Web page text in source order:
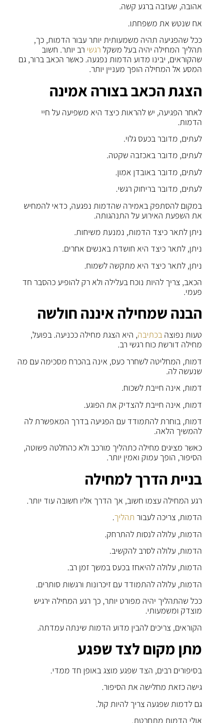
אהובה, שעזבה ברגע קשה.
אח שנטש את משפחתו.
ככל שהפגיעה תהיה משמעותית יותר עבור הדמות, כך,
תהליך המחילה יהיה בעל משקל רגשי רב יותר. חשוב
שהקוראים, יבינו מדוע הדמות נפגעה. כאשר הכאב ברור, גם
המסע אל המחילה הופך מעניין יותר.
הצגת הכאב בצורה אמינה
לאחר הפגיעה, יש להראות כיצד היא משפיעה על חיי
הדמות.
לעתים, מדובר בכעס גלוי.
לעתים, מדובר באכזבה שקטה.
לעתים, מדובר באובדן אמון.
לעתים, מדובר בריחוק רגשי.
במקום להסתפק באמירה שהדמות נפגעה, כדאי להמחיש
את השפעת האירוע על התנהגותה.
ניתן לתאר כיצד הדמות, נמנעת משיחות.
ניתן, לתאר כיצד היא חושדת באנשים אחרים.
ניתן, לתאר כיצד היא מתקשה לשמוח.
הכאב, צריך להיות נוכח בעלילה ולא רק להופיע כהסבר חד
פעמי.
הבנה שמחילה איננה חולשה
טעות נפוצהבכתיבה, היא הצגת מחילה ככניעה. בפועל,
מחילה דורשת כוח רגשי רב.
דמות, המחליטה לשחרר כעס, אינה בהכרח מסכימה עם מה
שנעשה לה.
דמות, אינה חייבת לשכוח.
דמות, אינה חייבת להצדיק את הפוגע.
דמות, בוחרת להתמודד עם הפגיעה בדרך המאפשרת לה
להמשיך הלאה.
כאשר מציגים מחילה כתהליך מורכב ולא כהחלטה פשוטה,
הסיפור, הופך עמוק ואמין יותר.
בניית הדרך למחילה
רגע המחילה עצמו חשוב, אך הדרך אליו חשובה עוד יותר.
הדמות, צריכה לעבור תהליך.
הדמות, עלולה לנסות להתרחק.
הדמות, עלולה לסרב להקשיב.
הדמות, עלולה להיאחז בכעס במשך זמן רב.
הדמות, עלולה להתמודד עם זיכרונות ורגשות סותרים.
ככל שהתהליך יהיה מפורט יותר, כך רגע המחילה ירגיש
מוצדק ומשמעותי.
הקוראים, צריכים להבין מדוע הדמות שינתה עמדתה.
מתן מקום לצד שפגע
בסיפורים רבים, הצד שפגע מוצג באופן חד ממדי.
גישה כזאת מחלישה את הסיפור.
גם לדמות שפגעה צריך להיות קול.
אולי הדמות מתחרטת.